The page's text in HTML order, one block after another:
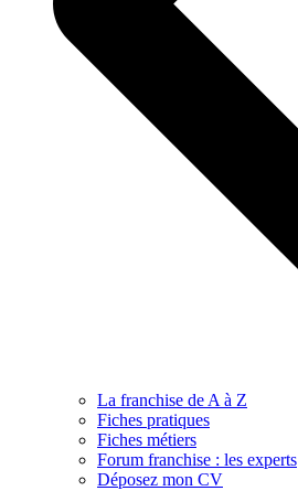
La franchise de A à Z
Fiches pratiques
Fiches métiers
Forum franchise : les experts
Déposez mon CV